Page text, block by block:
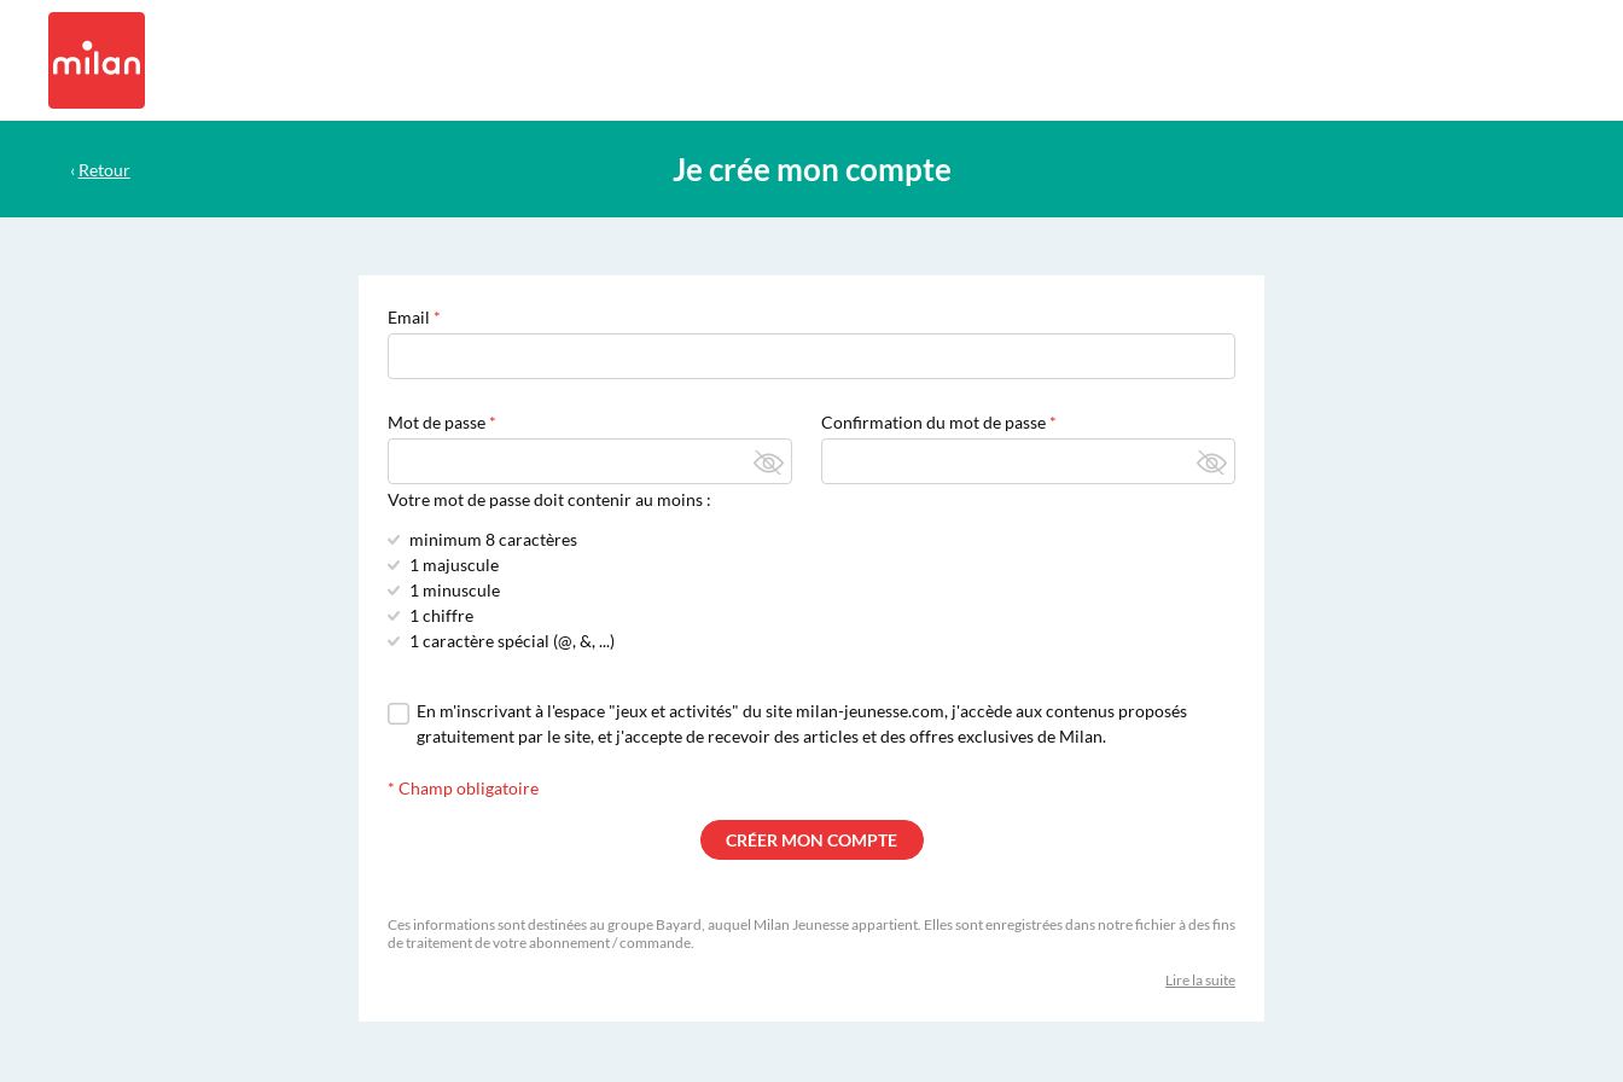
Je crée mon compte
‹ Retour
Email
Mot de passe
Votre mot de passe doit contenir au moins :
minimum 8 caractères
1 majuscule
1 minuscule
1 chiffre
1 caractère spécial (@, &, ...)
Confirmation du mot de passe
En m'inscrivant à l'espace "jeux et activités" du site milan-jeunesse.com, j'accède aux contenus proposés
gratuitement par le site, et j'accepte de recevoir des articles et des offres exclusives de Milan.
* Champ obligatoire
Ces informations sont destinées au groupe Bayard, auquel Milan Jeunesse appartient. Elles sont enregistrées dans notre fichier à des fins
de traitement de votre abonnement / commande.
Lire la suite